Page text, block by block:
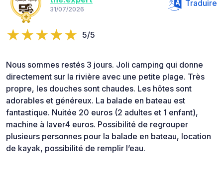
31/07/2026
Traduire
5/5
Nous sommes restés 3 jours. Joli camping qui donne
directement sur la rivière avec une petite plage. Très
propre, les douches sont chaudes. Les hôtes sont
adorables et généreux. La balade en bateau est
fantastique. Nuitée 20 euros (2 adultes et 1 enfant),
machine à laver4 euros. Possibilité de regrouper
plusieurs personnes pour la balade en bateau, location
de kayak, possibilité de remplir l’eau.